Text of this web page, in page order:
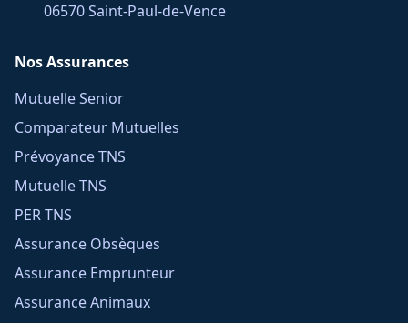
06570 Saint-Paul-de-Vence
Nos Assurances
Mutuelle Senior
Comparateur Mutuelles
Prévoyance TNS
Mutuelle TNS
PER TNS
Assurance Obsèques
Assurance Emprunteur
Assurance Animaux